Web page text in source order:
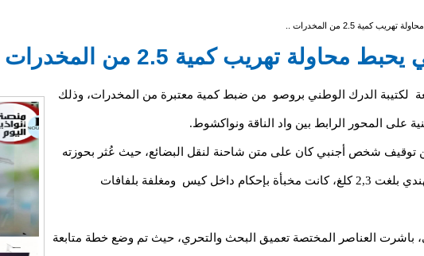
كمية 2.5 من المخدرات ..
محاولة تهريب كمية 2.5 من المخدرات ..
لكتيبة الدرك الوطني بروصو من ضبط كمية معتبرة من المخدرات، وذلك
على المحور الرابط بين واد الناقة ونواكشوط.
توقيف شخص أجنبي كان على متن شاحنة لنقل البضائع، حيث عُثر بحوزته
على كمية من القنب الهندي بلغت 2,3 كلغ، كانت مخبأة بإحكام داخل كيس ومغلفة بلفافات
باشرت العناصر المختصة تعميق البحث والتحري، حيث تم وضع خطة متابعة